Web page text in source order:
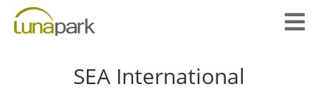

SEA International